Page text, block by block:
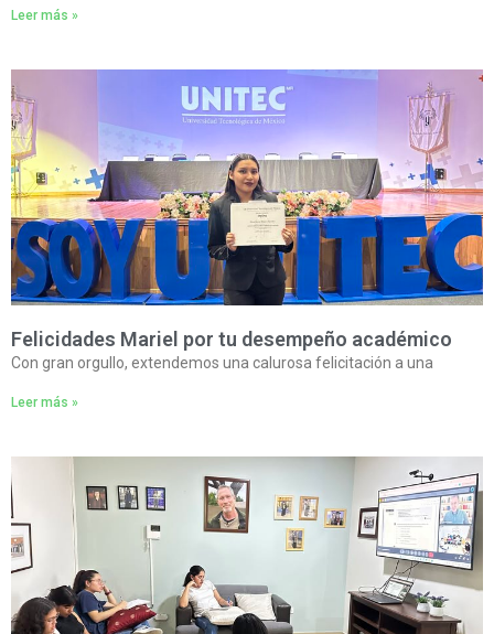
Leer más »
Felicidades Mariel por tu desempeño académico
Con gran orgullo, extendemos una calurosa felicitación a una
Leer más »